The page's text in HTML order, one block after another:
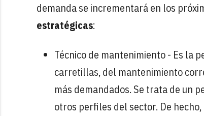
demanda se incrementará en los
estratégicas:
Técnico de mantenimiento - Es la
carretillas, del mantenimiento
más demandados. Se trata de un
otros perfiles del sector. De